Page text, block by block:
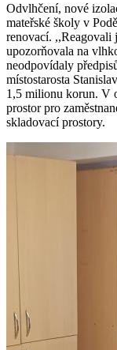
Odvlhčení, nové
mateřské školy v
renovací. ,,Reagovali
upozorňovala na
neodpovídaly
místostarosta
1,5 milionu korun. V
prostor pro
skladovací prostory.